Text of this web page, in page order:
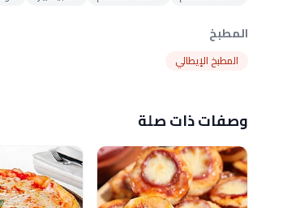
المطبخ
المطبخ الإيطالي
وصفات ذات صلة